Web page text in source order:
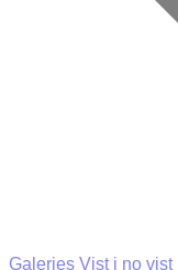
Galeries Vist i no vist